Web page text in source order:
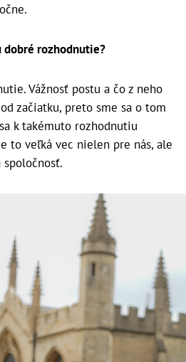
dobré rozhodnutie?
Vážnosť postu a čo z neho
začiatku, preto sme sa o tom
k takémuto rozhodnutiu
to veľká vec nielen pre nás, ale